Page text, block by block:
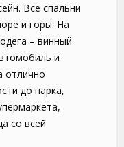
Все спальни
и горы. На
– винный
и
отлично
до парка,
со всей